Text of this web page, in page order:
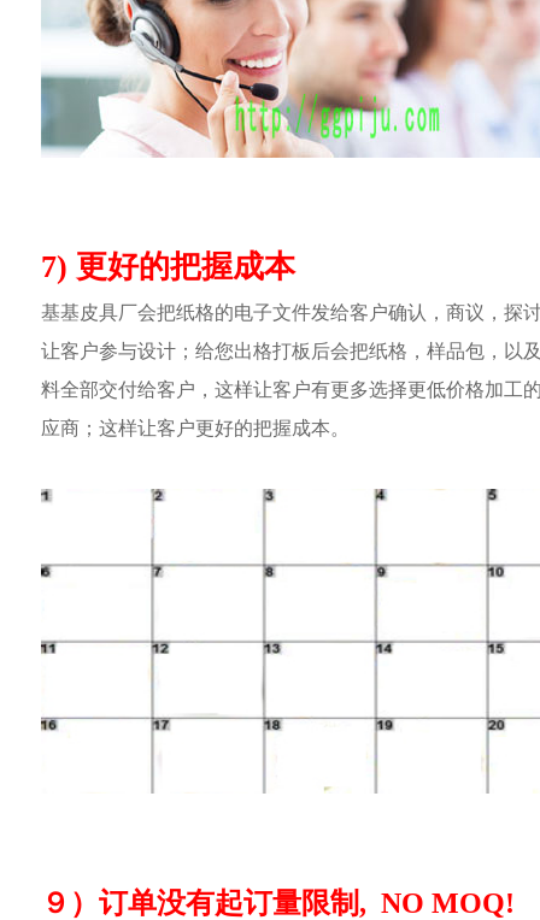
7) 更好的把握成本
基基皮具厂会把纸格的电子文件发给客户确认，商议，探
让客户参与设计；给您出格打板后会把纸格，样品包，以
料全部交付给客户，这样让客户有更多选择更低价格加工
应商；这样让客户更好的把握成本。
９）订单没有起订量限制, NO MOQ!